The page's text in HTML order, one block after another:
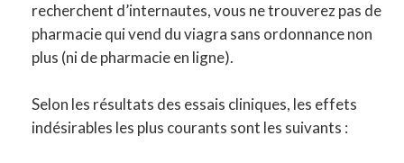
recherchent d’internautes, vous ne trouverez pas de
pharmacie qui vend du viagra sans ordonnance non
plus (ni de pharmacie en ligne).
Selon les résultats des essais cliniques, les effets
indésirables les plus courants sont les suivants :